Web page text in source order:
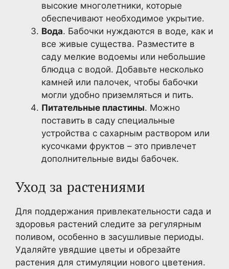
высокие многолетники, которые
обеспечивают необходимое укрытие.
Вода. Бабочки нуждаются в воде, как и
все живые существа. Разместите в
саду мелкие водоемы или небольшие
блюдца с водой. Добавьте несколько
камней или палочек, чтобы бабочки
могли удобно приземляться и пить.
Питательные пластины. Можно
поставить в саду специальные
устройства с сахарным раствором или
кусочками фруктов – это привлечет
дополнительные виды бабочек.
Уход за растениями
Для поддержания привлекательности сада и
здоровья растений следите за регулярным
поливом, особенно в засушливые периоды.
Удаляйте увядшие цветы и обрезайте
растения для стимуляции нового цветения.